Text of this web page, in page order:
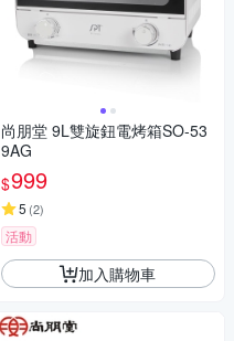
尚朋堂 9L雙旋鈕電烤箱SO-53
9AG
$999
5 (2)
活動
加入購物車